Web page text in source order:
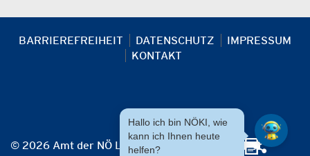
BARRIEREFREIHEIT DATENSCHUTZ
IMPRESSUM
KONTAKT
© 2026 Amt der NÖ Landesregierung
Hallo ich bin NÖKI, wie
kann ich Ihnen heute
helfen?